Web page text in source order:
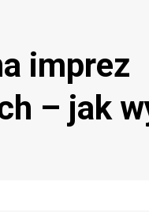
imprez
– jak